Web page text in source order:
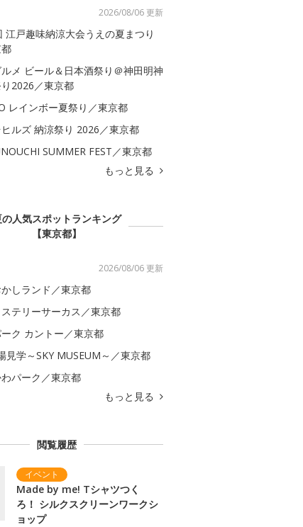
2026/08/06 更新
江戸趣味納涼大会うえの夏まつり
メ ビール＆日本酒祭り＠神田明神
2026／東京都
レインボー夏祭り／東京都
ルズ 納涼祭り 2026／東京都
SUMMER FEST／東京都
もっと見る
人気スポットランキング
【東京都】
2026/08/06 更新
しランド／東京都
テリーサーカス／東京都
ク カントー／東京都
見学～SKY MUSEUM～／東京都
パーク／東京都
もっと見る
閲覧履歴
Made by me! Tシャツつく
ろ！ シルクスクリーンワークシ
ョップ